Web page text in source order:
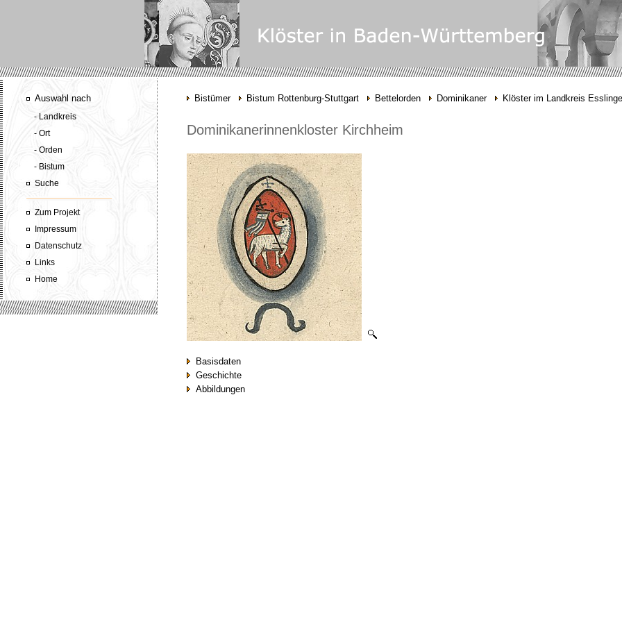
Auswahl nach
- Landkreis
- Ort
- Orden
- Bistum
Suche
Zum Projekt
Impressum
Datenschutz
Links
Home
Bistümer Bistum Rottenburg-Stuttgart Bettelorden Dominikaner Klöster im Landkreis
Dominikanerinnenkloster Kirchheim
Basisdaten
Geschichte
Abbildungen